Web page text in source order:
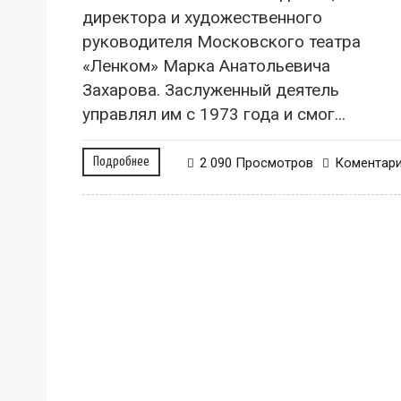
директора и художественного
руководителя Московского театра
«Ленком» Марка Анатольевича
Захарова. Заслуженный деятель
управлял им с 1973 года и смог...
Подробнее 2 090 Просмотров